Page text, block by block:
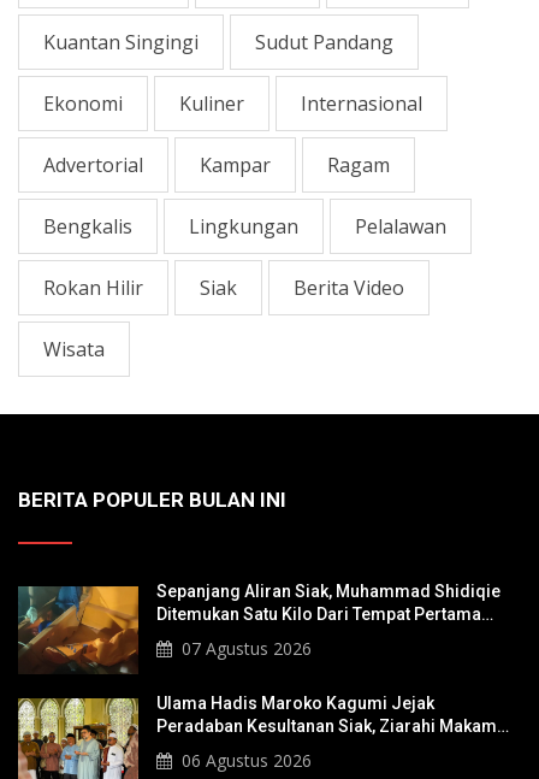
Kuantan Singingi Sudut Pandang
Ekonomi Kuliner Internasional
Advertorial Kampar Ragam
Bengkalis Lingkungan Pelalawan
Rokan Hilir Siak Berita Video
Wisata
BERITA POPULER BULAN INI
Sepanjang Aliran Siak, Muhammad Shidiqie
Ditemukan Satu Kilo Dari Tempat Pertama
Tenggelam
07 Agustus 2026
Ulama Hadis Maroko Kagumi Jejak
Peradaban Kesultanan Siak, Ziarahi Makam
Sultan Hingga Pendiri Pekanbaru
06 Agustus 2026